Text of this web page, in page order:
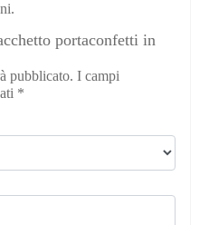
portaconfetti in
pubblicato. I campi
*